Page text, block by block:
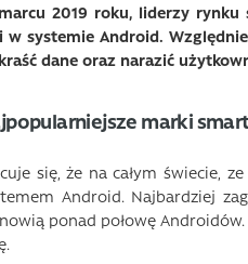
2019 roku, liderzy
w systemie Android.
dane oraz narazić
marki
się, że na całym świecie,
Android. Najbardziej
ponad połowę